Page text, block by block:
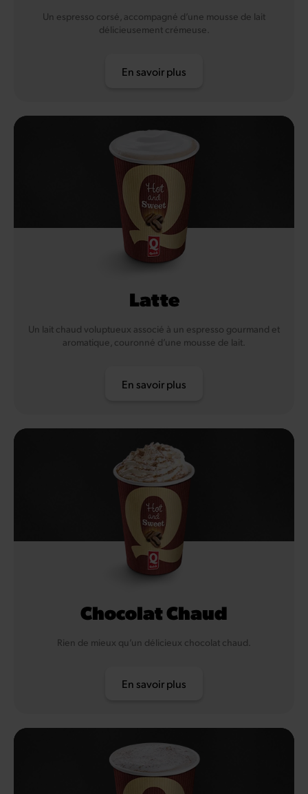
Un espresso corsé, accompagné d’une mousse de lait
délicieusement crémeuse.
En savoir plus
Latte
Un lait chaud voluptueux associé à un espresso gourmand et
aromatique, couronné d’une mousse de lait.
En savoir plus
Chocolat Chaud
Rien de mieux qu’un délicieux chocolat chaud.
En savoir plus